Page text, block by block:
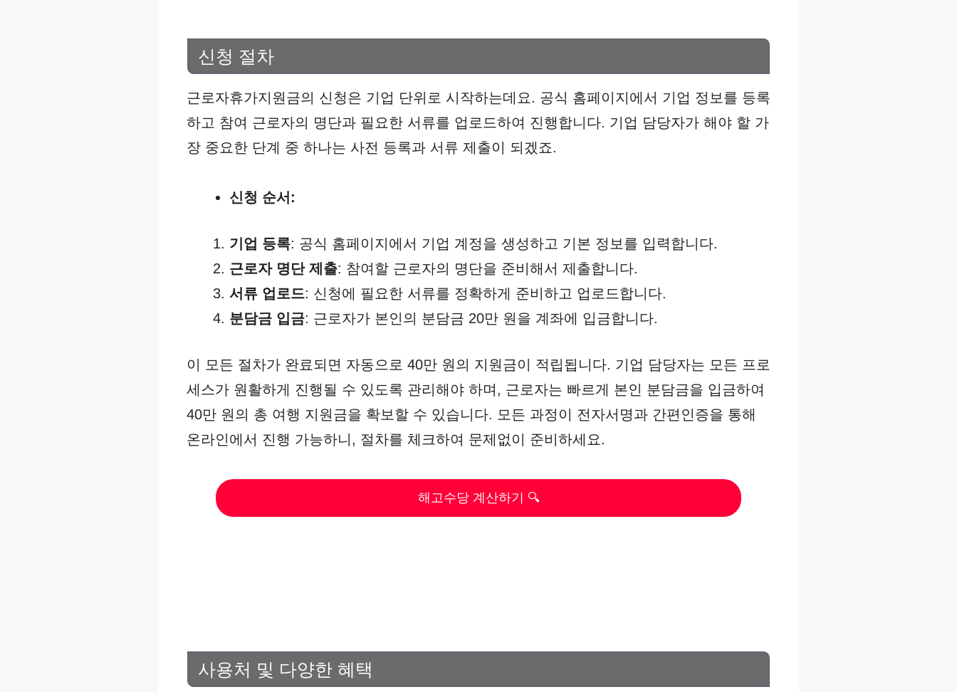
신청 절차
근로자휴가지원금의 신청은 기업 단위로 시작하는데요. 공식 홈페이지에서 기업 정보를 등록
하고 참여 근로자의 명단과 필요한 서류를 업로드하여 진행합니다. 기업 담당자가 해야 할 가
장 중요한 단계 중 하나는 사전 등록과 서류 제출이 되겠죠.
신청 순서:
기업 등록: 공식 홈페이지에서 기업 계정을 생성하고 기본 정보를 입력합니다.
근로자 명단 제출: 참여할 근로자의 명단을 준비해서 제출합니다.
서류 업로드: 신청에 필요한 서류를 정확하게 준비하고 업로드합니다.
분담금 입금: 근로자가 본인의 분담금 20만 원을 계좌에 입금합니다.
이 모든 절차가 완료되면 자동으로 40만 원의 지원금이 적립됩니다. 기업 담당자는 모든 프로
세스가 원활하게 진행될 수 있도록 관리해야 하며, 근로자는 빠르게 본인 분담금을 입금하여
40만 원의 총 여행 지원금을 확보할 수 있습니다. 모든 과정이 전자서명과 간편인증을 통해
온라인에서 진행 가능하니, 절차를 체크하여 문제없이 준비하세요.
해고수당 계산하기 🔍
사용처 및 다양한 혜택